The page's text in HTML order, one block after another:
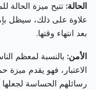
الحالة: تتيح ميزة الحالة
علاوة على ذلك، سيظل
بعد انتهاء وقتها.
الأمن: بالنسبة لمعظم
الاعتبار، فهو يقدم
رسائلهم الحساسة لجعلها